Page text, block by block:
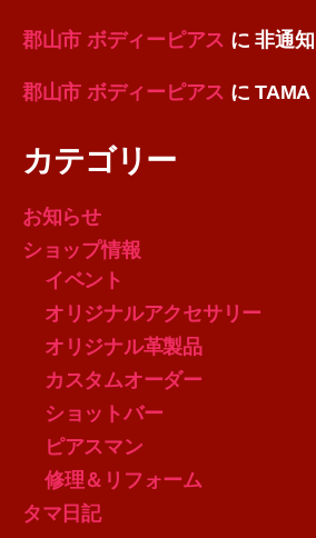
郡山市 ボディーピアス に非通知
郡山市 ボディーピアス にTAMA
カテゴリー
お知らせ
ショップ情報
イベント
オリジナルアクセサリー
オリジナル革製品
カスタムオーダー
ショットバー
ピアスマン
修理＆リフォーム
タマ日記